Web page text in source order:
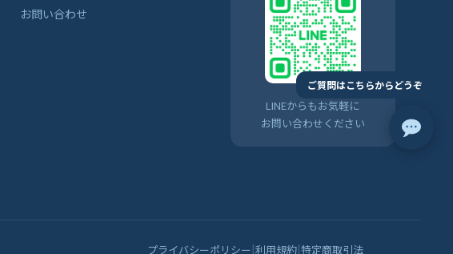
お問い合わせ
LINEからもお気軽に
お問い合わせください
プライバシーポリシー|利用規約|特定商取引法
ご質問はこちらからどうぞ